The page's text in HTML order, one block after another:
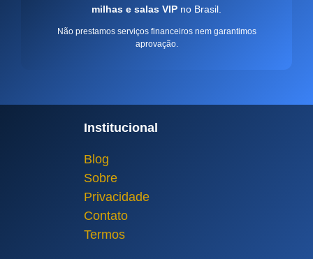
milhas e salas VIP no Brasil.
Não prestamos serviços financeiros nem garantimos
aprovação.
Institucional
Blog
Sobre
Privacidade
Contato
Termos